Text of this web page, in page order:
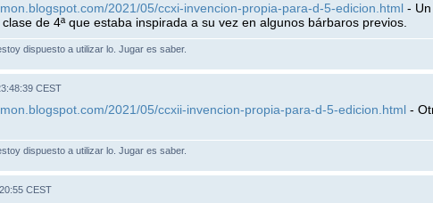
2021/05/ccxi-invencion-propia-para-d-5-edicion.html -
de 4ª que estaba inspirada a su vez en algunos bárbaros previos.
dispuesto a utilizar lo. Jugar es saber.
CEST
2021/05/ccxii-invencion-propia-para-d-5-edicion.html -
dispuesto a utilizar lo. Jugar es saber.
CEST